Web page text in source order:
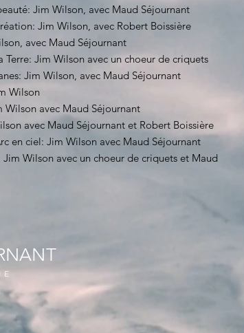
Jim Wilson, avec Maud Séjournant
Jim Wilson, avec Robert Boissière
avec Maud Séjournant
Terre: Jim Wilson avec un choeur de criquets
Jim Wilson, avec Maud Séjournant
Wilson
avec Maud Séjournant
avec Maud Séjournant et Robert Boissière
en ciel: Jim Wilson avec Maud Séjournant
Wilson avec un choeur de criquets et Maud